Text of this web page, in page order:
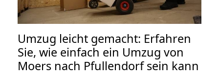
Umzug leicht gemacht: Erfahren
Sie, wie einfach ein Umzug von
Moers nach Pfullendorf sein kann